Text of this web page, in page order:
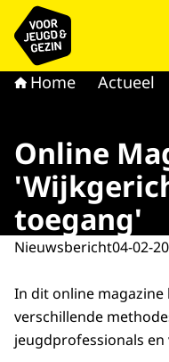
Naar de homepage
Home Actueel
Online
toegang'
Nieuwsbericht04-02-
In dit online
verschillende
jeugdprofessionals